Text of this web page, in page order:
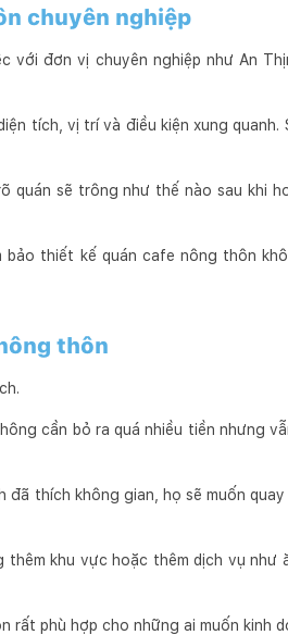
chuyên nghiệp
với đơn vị chuyên nghiệp như An
tích, vị trí và điều kiện xung
quán sẽ trông như thế nào sau khi
thiết kế quán cafe nông thôn
thôn
cần bỏ ra quá nhiều tiền nhưng
đã thích không gian, họ sẽ muốn
khu vực hoặc thêm dịch vụ như
phù hợp cho những ai muốn kinh